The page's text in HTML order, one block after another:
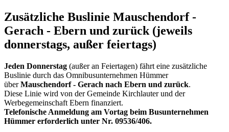
Zusätzliche Buslinie Mauschendorf -
Gerach - Ebern und zurück (jeweils
donnerstags, außer feiertags)
Jeden Donnerstag (außer an Feiertagen) fährt eine zusätzliche
Buslinie durch das Omnibusunternehmen Hümmer
überMauschendorf - Gerach nach Ebern und zurück.
Diese Linie wird von der Gemeinde Kirchlauter und der
Werbegemeinschaft Ebern finanziert.
Telefonische Anmeldung am Vortag beim Busunternehmen
Hümmer erforderlich unter Nr. 09536/406.